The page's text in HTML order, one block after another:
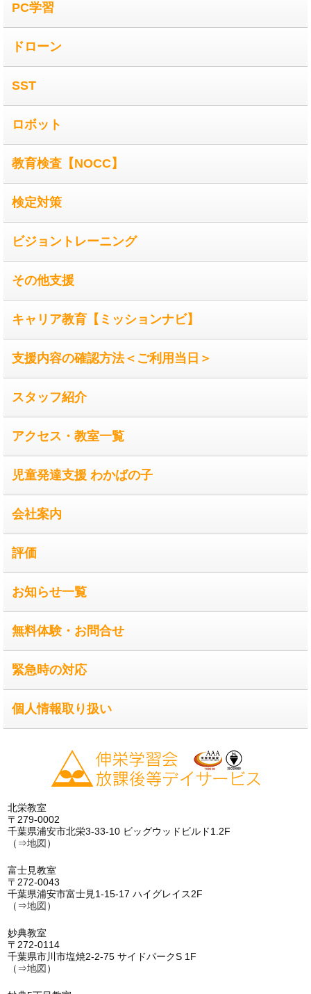
PC学習
ドローン
SST
ロボット
教育検査【NOCC】
検定対策
ビジョントレーニング
その他支援
キャリア教育【ミッションナビ】
支援内容の確認方法＜ご利用当日＞
スタッフ紹介
アクセス・教室一覧
児童発達支援 わかばの子
会社案内
評価
お知らせ一覧
無料体験・お問合せ
緊急時の対応
個人情報取り扱い
北栄教室
〒279-0002
千葉県浦安市北栄3-33-10 ビッグウッドビルド1.2F
（⇒地図 ）
富士見教室
〒272-0043
千葉県浦安市富士見1-15-17 ハイグレイス2F
（⇒地図 ）
妙典教室
〒272-0114
千葉県市川市塩焼2-2-75 サイドパークS 1F
（⇒地図 ）